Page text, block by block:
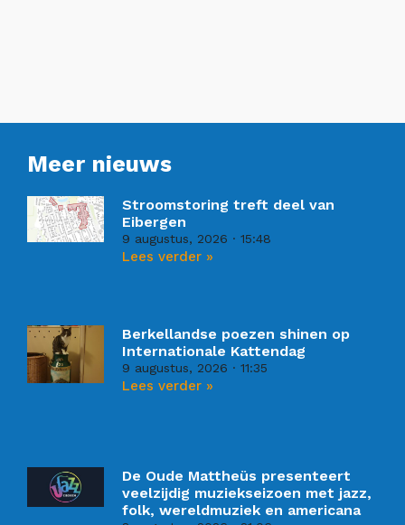
Meer nieuws
Stroomstoring treft deel van
Eibergen
9 augustus, 2026 15:48
Lees verder »
Berkellandse poezen shinen op
Internationale Kattendag
9 augustus, 2026 11:35
Lees verder »
De Oude Mattheüs presenteert
veelzijdig muziekseizoen met jazz,
folk, wereldmuziek en americana